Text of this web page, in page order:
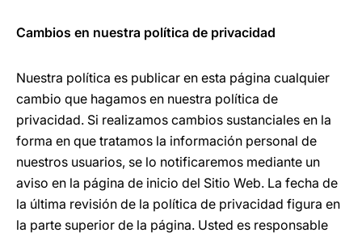
Cambios en nuestra política de privacidad
Nuestra política es publicar en esta página cualquier
cambio que hagamos en nuestra política de
privacidad. Si realizamos cambios sustanciales en la
forma en que tratamos la información personal de
nuestros usuarios, se lo notificaremos mediante un
aviso en la página de inicio del Sitio Web. La fecha de
la última revisión de la política de privacidad figura en
la parte superior de la página. Usted es responsable